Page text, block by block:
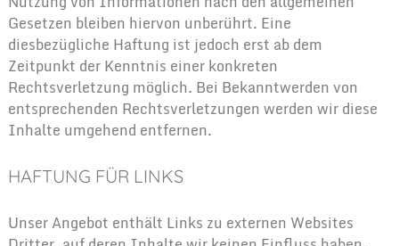
Gesetzen bleiben hiervon unberührt. Eine
diesbezügliche Haftung ist jedoch erst ab dem
Zeitpunkt der Kenntnis einer konkreten
Rechtsverletzung möglich. Bei Bekanntwerden von
entsprechenden Rechtsverletzungen werden wir diese
Inhalte umgehend entfernen.
HAFTUNG FÜR LINKS
Unser Angebot enthält Links zu externen Websites